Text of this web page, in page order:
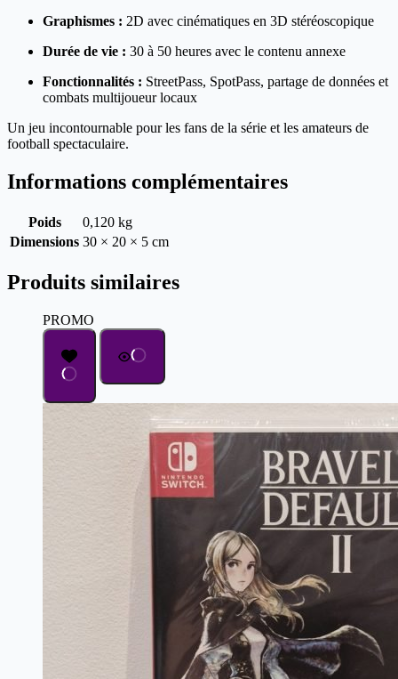
Graphismes : 2D avec cinématiques en 3D stéréoscopique
Durée de vie : 30 à 50 heures avec le contenu annexe
Fonctionnalités : StreetPass, SpotPass, partage de données et
combats multijoueur locaux
Un jeu incontournable pour les fans de la série et les amateurs de
football spectaculaire.
Informations complémentaires
Poids
0,120 kg
Dimensions 30 × 20 × 5 cm
Produits similaires
PROMO